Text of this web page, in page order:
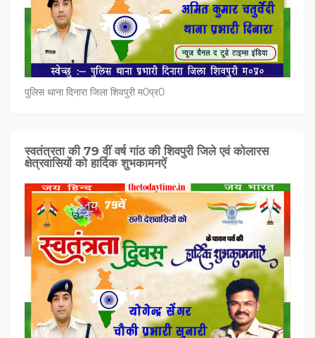
पुलिस थाना दिनारा जिला शिवपुरी म0प्र0
स्वतंत्रता की 79 वीं वर्ष गांठ की शिवपुरी जिले एवं कोलारस
क्षेत्रवासियों को हार्दिक शुभकामनऐं